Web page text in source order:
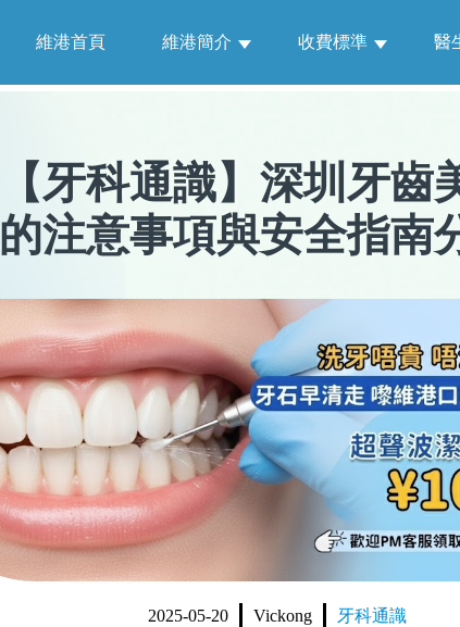
維港首頁 維港簡介 收費標準 醫
【牙科通識】 深圳牙齒
的注意事項與安全指南
2025-05-20 Vickong 牙科通識